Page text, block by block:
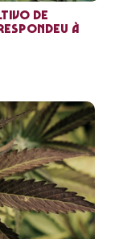
de
à